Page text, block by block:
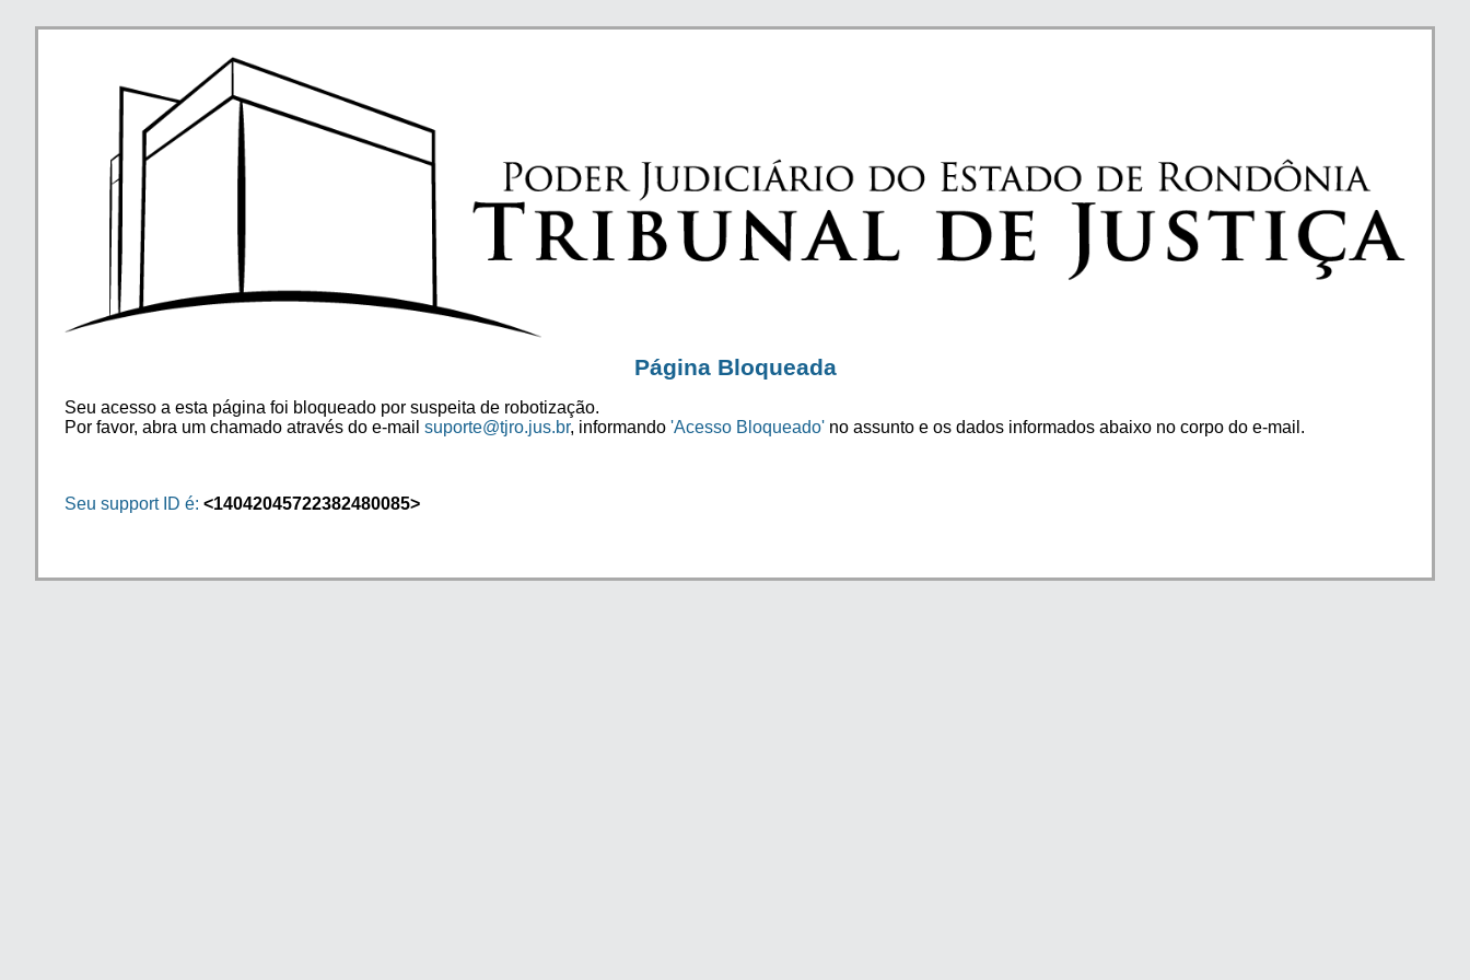
Página Bloqueada
Seu acesso a esta página foi bloqueado por suspeita de robotização.
Por favor, abra um chamado através do e-mail suporte@tjro.jus.br, informando 'Acesso Bloqueado' no assunto e os dados informados abaixo no corpo do e-mail.
Seu support ID é: <14042045722382480085>